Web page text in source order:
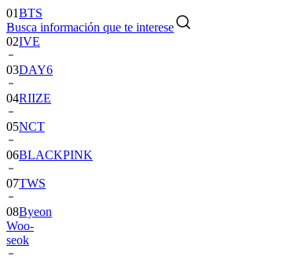
Busca información que te interese
01BTS
02IVE
03DAY6
04RIIZE
05NCT
06BLACKPINK
07TWS
08Byeon
Woo-
seok